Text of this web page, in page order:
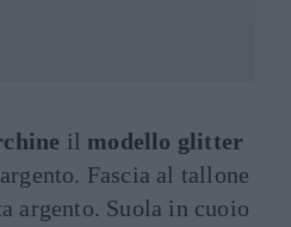
il modello glitter
Fascia al tallone
argento. Suola in cuoio